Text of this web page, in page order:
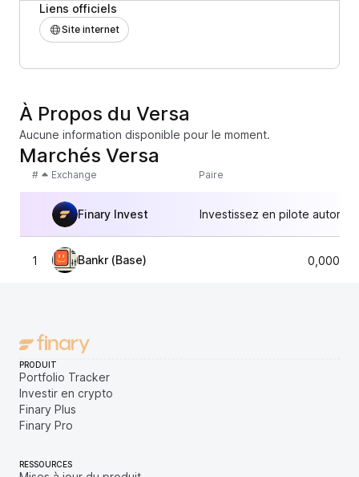
Liens officiels
Site internet
À Propos du Versa
Aucune information disponible pour le moment.
Marchés Versa
# Exchange Paire
Finary Invest Investissez en pilote
1 Bankr (Base)
PRODUIT
Portfolio Tracker
Investir en crypto
Finary Plus
Finary Pro
RESSOURCES